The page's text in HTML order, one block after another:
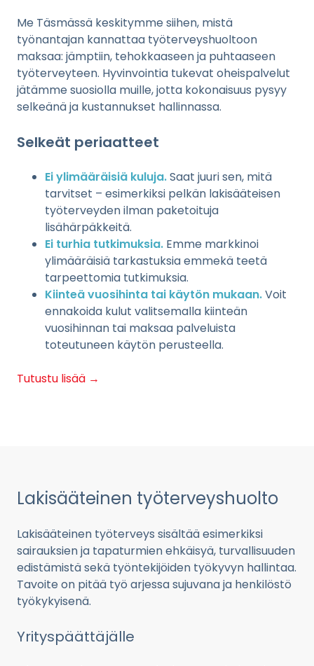
Me Täsmässä keskitymme siihen, mistä
työnantajan kannattaa työterveyshuoltoon
maksaa: jämptiin, tehokkaaseen ja puhtaaseen
työterveyteen. Hyvinvointia tukevat oheispalvelut
jätämme suosiolla muille, jotta kokonaisuus pysyy
selkeänä ja kustannukset hallinnassa.
Selkeät periaatteet
Ei ylimääräisiä kuluja.Saat juuri sen, mitä
tarvitset – esimerkiksi pelkän lakisääteisen
työterveyden ilman paketoituja
lisähärpäkkeitä.
Ei turhia tutkimuksia. Emme markkinoi
ylimääräisiä tarkastuksia emmekä teetä
tarpeettomia tutkimuksia.
Kiinteä vuosihinta tai käytön mukaan.Voit
ennakoida kulut valitsemalla kiinteän
vuosihinnan tai maksaa palveluista
toteutuneen käytön perusteella.
Tutustu lisää →
Lakisääteinen työterveyshuolto
Lakisääteinen työterveys sisältää esimerkiksi
sairauksien ja tapaturmien ehkäisyä, turvallisuuden
edistämistä sekä työntekijöiden työkyvyn hallintaa.
Tavoite on pitää työ arjessa sujuvana ja henkilöstö
työkykyisenä.
Yrityspäättäjälle